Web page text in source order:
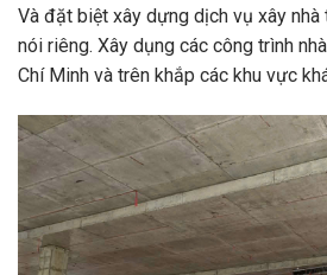
Và đặt biệt xây dựng dịch vụ xây
nói riêng. Xây dụng các công trình
Chí Minh và trên khắp các khu vực